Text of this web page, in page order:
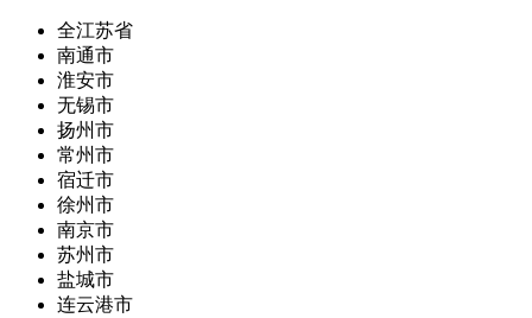
全江苏省
南通市
淮安市
无锡市
扬州市
常州市
宿迁市
徐州市
南京市
苏州市
盐城市
连云港市